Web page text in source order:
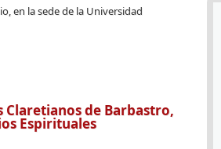
en la sede de la Universidad
Claretianos de Barbastro,
Espirituales